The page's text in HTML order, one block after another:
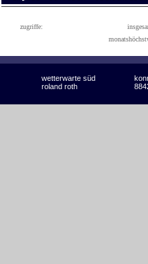
zugriffe:
wetterwarte süd
roland roth